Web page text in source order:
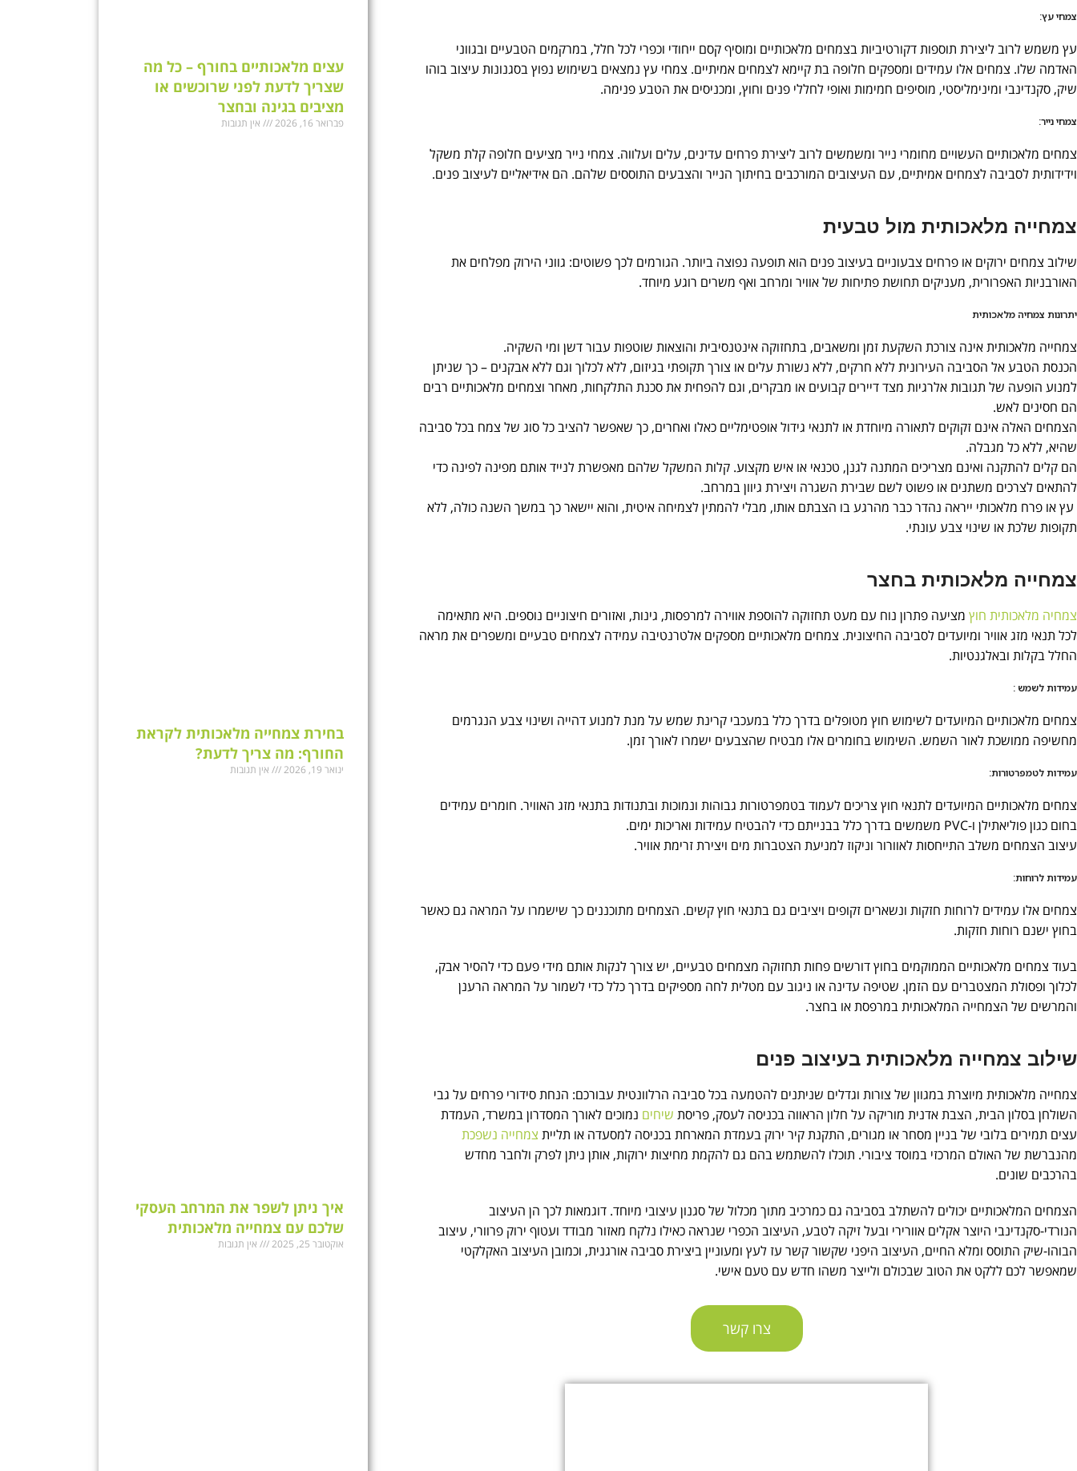
צמחי עץ:
עץ משמש לרוב ליצירת תוספות דקורטיביות בצמחים מלאכותיים ומוסיף קסם ייחודי וכפרי לכל חלל, במרקמים הטבעיים ובגווני
האדמה שלו. צמחים אלו עמידים ומספקים חלופה בת קיימא לצמחים אמיתיים. צמחי עץ נמצאים בשימוש נפוץ בסגנונות עיצוב בוהו
שיק, סקנדינבי ומינימליסטי, מוסיפים חמימות ואופי לחללי פנים וחוץ, ומכניסים את הטבע פנימה.
צמחי נייר:
צמחים מלאכותיים העשויים מחומרי נייר ומשמשים לרוב ליצירת פרחים עדינים, עלים ועלווה. צמחי נייר מציעים חלופה קלת משקל
וידידותית לסביבה לצמחים אמיתיים, עם העיצובים המורכבים בחיתוך הנייר והצבעים התוססים שלהם. הם אידיאליים לעיצוב פנים.
צמחייה מלאכותית מול טבעית
שילוב צמחים ירוקים או פרחים צבעוניים בעיצוב פנים הוא תופעה נפוצה ביותר. הגורמים לכך פשוטים: גווני הירוק מפלחים את
האורבניות האפרורית, מעניקים תחושת פתיחות של אוויר ומרחב ואף משרים רוגע מיוחד.
יתרונות צמחיה מלאכותית
צמחייה מלאכותית אינה צורכת השקעת זמן ומשאבים, בתחזוקה אינטנסיבית והוצאות שוטפות עבור דשן ומי השקיה.
הכנסת הטבע אל הסביבה העירונית ללא חרקים, ללא נשורת עלים או צורך תקופתי בגיזום, ללא לכלוך וגם ללא אבקנים – כך שניתן
למנוע הופעה של תגובות אלרגיות מצד דיירים קבועים או מבקרים, וגם להפחית את סכנת התלקחות, מאחר וצמחים מלאכותיים רבים
הם חסינים לאש.
הצמחים האלה אינם זקוקים לתאורה מיוחדת או לתנאי גידול אופטימליים כאלו ואחרים, כך שאפשר להציב כל סוג של צמח בכל סביבה
שהיא, ללא כל מגבלה.
הם קלים להתקנה ואינם מצריכים המתנה לגנן, טכנאי או איש מקצוע. קלות המשקל שלהם מאפשרת לנייד אותם מפינה לפינה כדי
להתאים לצרכים משתנים או פשוט לשם שבירת השגרה ויצירת גיוון במרחב.
עץ או פרח מלאכותי ייראה נהדר כבר מהרגע בו הצבתם אותו, מבלי להמתין לצמיחה איטית, והוא יישאר כך במשך השנה כולה, ללא
תקופות שלכת או שינוי צבע עונתי.
צמחייה מלאכותית בחצר
צמחיה מלאכותית חוץ מציעה פתרון נוח עם מעט תחזוקה להוספת אווירה למרפסות, גינות, ואזורים חיצוניים נוספים. היא מתאימה
לכל תנאי מזג אוויר ומיועדים לסביבה החיצונית. צמחים מלאכותיים מספקים אלטרנטיבה עמידה לצמחים טבעיים ומשפרים את מראה
החלל בקלות ובאלגנטיות.
עמידות לשמש :
צמחים מלאכותיים המיועדים לשימוש חוץ מטופלים בדרך כלל במעכבי קרינת שמש על מנת למנוע דהייה ושינוי צבע הנגרמים
מחשיפה ממושכת לאור השמש. השימוש בחומרים אלו מבטיח שהצבעים ישמרו לאורך זמן.
עמידות לטמפרטורות:
צמחים מלאכותיים המיועדים לתנאי חוץ צריכים לעמוד בטמפרטורות גבוהות ונמוכות ובתנודות בתנאי מזג האוויר. חומרים עמידים
בחום כגון פוליאתילן ו-PVC משמשים בדרך כלל בבנייתם כדי להבטיח עמידות ואריכות ימים.
עיצוב הצמחים משלב התייחסות לאוורור וניקוז למניעת הצטברות מים ויצירת זרימת אוויר.
עמידות לרוחות:
צמחים אלו עמידים לרוחות חזקות ונשארים זקופים ויציבים גם בתנאי חוץ קשים. הצמחים מתוכננים כך שישמרו על המראה גם כאשר
בחוץ ישנם רוחות חזקות.
בעוד צמחים מלאכותיים הממוקמים בחוץ דורשים פחות תחזוקה מצמחים טבעיים, יש צורך לנקות אותם מידי פעם כדי להסיר אבק,
לכלוך ופסולת המצטברים עם הזמן. שטיפה עדינה או ניגוב עם מטלית לחה מספיקים בדרך כלל כדי לשמור על המראה הרענן
והמרשים של הצמחייה המלאכותית במרפסת או בחצר.
שילוב צמחייה מלאכותית בעיצוב פנים
צמחייה מלאכותית מיוצרת במגוון של צורות וגדלים שניתנים להטמעה בכל סביבה הרלוונטית עבורכם: הנחת סידורי פרחים על גבי
השולחן בסלון הבית, הצבת אדנית מוריקה על חלון הראווה בכניסה לעסק, פריסת שיחים נמוכים לאורך המסדרון במשרד, העמדת
עצים תמירים בלובי של בניין מסחר או מגורים, התקנת קיר ירוק בעמדת המארחת בכניסה למסעדה או תליית צמחייה נשפכת
מהנברשת של האולם המרכזי במוסד ציבורי. תוכלו להשתמש בהם גם להקמת מחיצות ירוקות, אותן ניתן לפרק ולחבר מחדש
בהרכבים שונים.
הצמחים המלאכותיים יכולים להשתלב בסביבה גם כמרכיב מתוך מכלול של סגנון עיצובי מיוחד. דוגמאות לכך הן העיצוב
הנורדי-סקנדינבי היוצר אקלים אוורירי ובעל זיקה לטבע, העיצוב הכפרי שנראה כאילו נלקח מאזור מבודד ועטוף ירוק פרוורי, עיצוב
הבוהו-שיק התוסס ומלא החיים, העיצוב היפני שקשור קשר עז לעץ ומעוניין ביצירת סביבה אורגנית, וכמובן העיצוב האקלקטי
שמאפשר לכם ללקט את הטוב שבכולם ולייצר משהו חדש עם טעם אישי.
צרו קשר
עצים מלאכותיים בחורף – כל מה
שצריך לדעת לפני שרוכשים או
מציבים בגינה ובחצר
פברואר 16, 2026 אין תגובות
בחירת צמחייה מלאכותית לקראת
החורף: מה צריך לדעת?
ינואר 19, 2026 אין תגובות
איך ניתן לשפר את המרחב העסקי
שלכם עם צמחייה מלאכותית
אוקטובר 25, 2025 אין תגובות